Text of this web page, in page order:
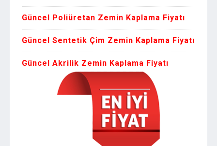
Güncel Poliüretan Zemin Kaplama Fiyatı
Güncel Sentetik Çim Zemin Kaplama Fiyatı
Güncel Akrilik Zemin Kaplama Fiyatı